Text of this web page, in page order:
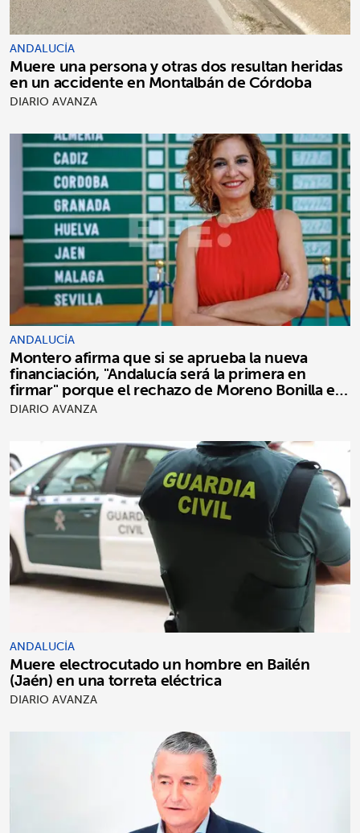
ANDALUCÍA
Muere una persona y otras dos resultan heridas
en un accidente en Montalbán de Córdoba
DIARIO AVANZA
ANDALUCÍA
Montero afirma que si se aprueba la nueva
financiación, "Andalucía será la primera en
firmar" porque el rechazo de Moreno Bonilla es
"puro postureo"
DIARIO AVANZA
ANDALUCÍA
Muere electrocutado un hombre en Bailén
(Jaén) en una torreta eléctrica
DIARIO AVANZA